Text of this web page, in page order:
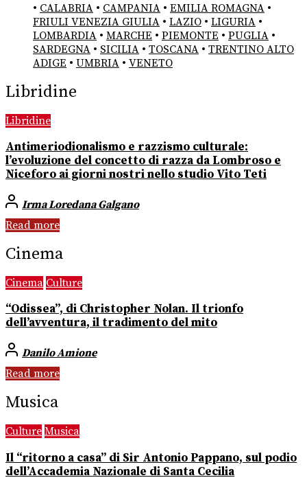
• CALABRIA • CAMPANIA • EMILIA ROMAGNA •
FRIULI VENEZIA GIULIA • LAZIO • LIGURIA •
LOMBARDIA • MARCHE • PIEMONTE • PUGLIA •
SARDEGNA • SICILIA • TOSCANA • TRENTINO ALTO
ADIGE • UMBRIA • VENETO
Libridine
Libridine
Antimeriodionalismo e razzismo culturale:
l’evoluzione del concetto di razza da Lombroso e
Niceforo ai giorni nostri nello studio Vito Teti
Irma Loredana Galgano
Read more
Cinema
Cinema Culture
“Odissea”, di Christopher Nolan. Il trionfo
dell’avventura, il tradimento del mito
Danilo Amione
Read more
Musica
Culture Musica
Il “ritorno a casa” di Sir Antonio Pappano, sul podio
dell’Accademia Nazionale di Santa Cecilia